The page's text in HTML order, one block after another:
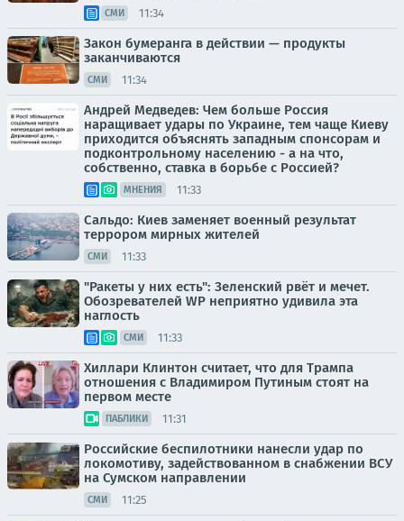
СМИ 11:34
Закон бумеранга в действии — продукты
заканчиваются
СМИ 11:34
Андрей Медведев: Чем больше Россия
наращивает удары по Украине, тем чаще Киеву
приходится объяснять западным спонсорам и
подконтрольному населению - а на что,
собственно, ставка в борьбе с Россией?
МНЕНИЯ 11:33
Сальдо: Киев заменяет военный результат
террором мирных жителей
СМИ 11:33
"Ракеты у них есть": Зеленский рвёт и мечет.
Обозревателей WP неприятно удивила эта
наглость
СМИ 11:33
Хиллари Клинтон считает, что для Трампа
отношения с Владимиром Путиным стоят на
первом месте
ПАБЛИКИ 11:31
Российские беспилотники нанесли удар по
локомотиву, задействованном в снабжении ВСУ
на Сумском направлении
СМИ 11:25